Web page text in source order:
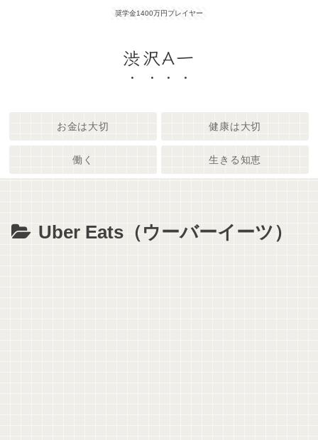
奨学金1400万円プレイヤー
渋沢A一
お金は大切 健康は大切
働く 生きる知恵
Uber Eats（ウーバーイーツ）